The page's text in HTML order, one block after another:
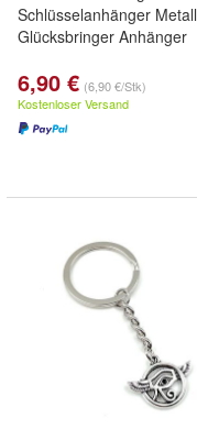
Schlüsselanhänger Metall
Glücksbringer Anhänger
6,90 € (6,90 €/Stk)
Kostenloser Versand